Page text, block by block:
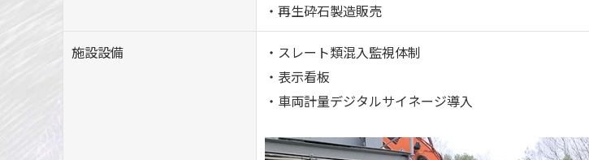
・再生砕石製造販売
施設設備
・スレート類混入監視体制
・表示看板
・車両計量デジタルサイネージ導入